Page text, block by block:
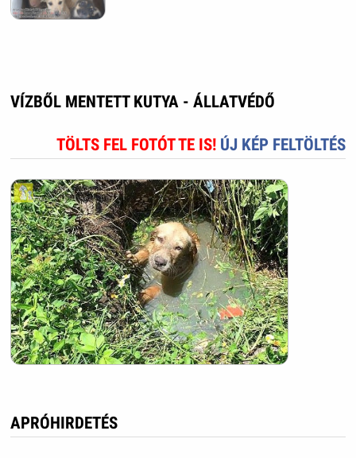
VÍZBŐL MENTETT KUTYA - ÁLLATVÉDŐ
TÖLTS FEL FOTÓT TE IS! ÚJ KÉP FELTÖLTÉS
APRÓHIRDETÉS